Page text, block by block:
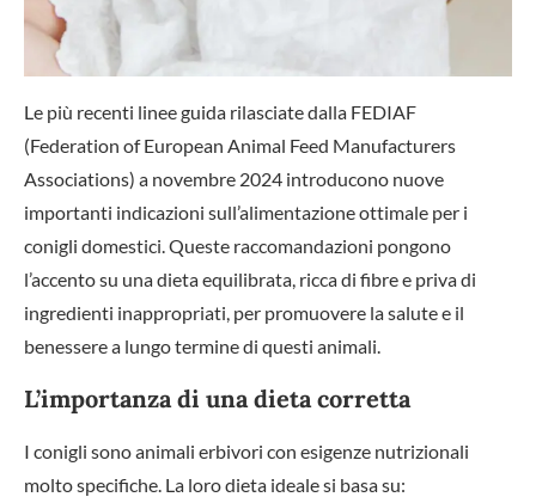
Le più recenti linee guida rilasciate dalla FEDIAF
(Federation of European Animal Feed Manufacturers
Associations) a novembre 2024 introducono nuove
importanti indicazioni sull’alimentazione ottimale per i
conigli domestici. Queste raccomandazioni pongono
l’accento su una dieta equilibrata, ricca di fibre e priva di
ingredienti inappropriati, per promuovere la salute e il
benessere a lungo termine di questi animali.
L’importanza di una dieta corretta
I conigli sono animali erbivori con esigenze nutrizionali
molto specifiche. La loro dieta ideale si basa su: